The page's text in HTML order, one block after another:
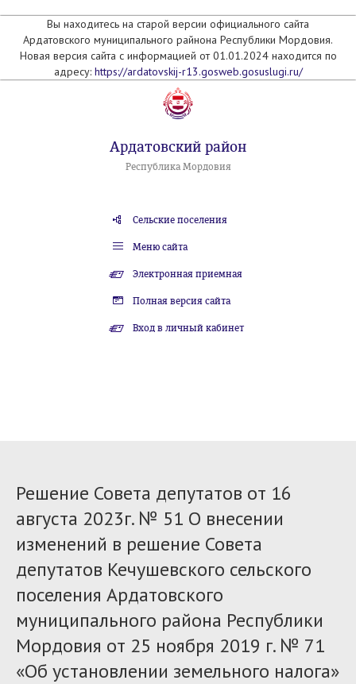
Вы находитесь на старой версии официального сайта
Ардатовского муниципального райнона Республики Мордовия.
Новая версия сайта с информацией от 01.01.2024 находится по
адресу: https://ardatovskij-r13.gosweb.gosuslugi.ru/
Ардатовский район
Республика Мордовия
Сельские поселения
Меню сайта
Электронная приемная
Полная версия сайта
Вход в личный кабинет
Решение Совета депутатов от 16
августа 2023г. № 51 О внесении
изменений в решение Совета
депутатов Кечушевского сельского
поселения Ардатовского
муниципального района Республики
Мордовия от 25 ноября 2019 г. № 71
«Об установлении земельного налога»